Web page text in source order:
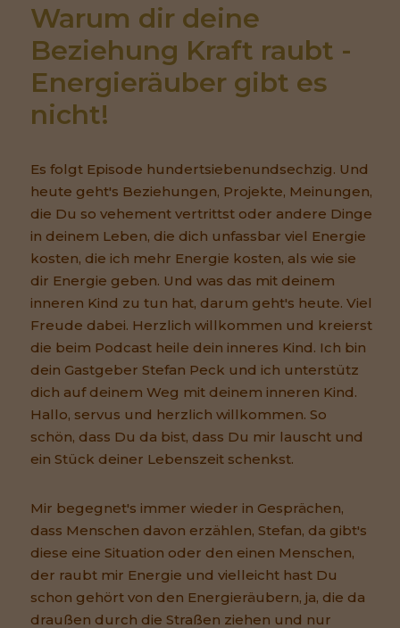
Warum dir deine
Beziehung Kraft raubt -
Energieräuber gibt es
nicht!
Es folgt Episode hundertsiebenundsechzig. Und
heute geht's Beziehungen, Projekte, Meinungen,
die Du so vehement vertrittst oder andere Dinge
in deinem Leben, die dich unfassbar viel Energie
kosten, die ich mehr Energie kosten, als wie sie
dir Energie geben. Und was das mit deinem
inneren Kind zu tun hat, darum geht's heute. Viel
Freude dabei. Herzlich willkommen und kreierst
die beim Podcast heile dein inneres Kind. Ich bin
dein Gastgeber Stefan Peck und ich unterstütz
dich auf deinem Weg mit deinem inneren Kind.
Hallo, servus und herzlich willkommen. So
schön, dass Du da bist, dass Du mir lauscht und
ein Stück deiner Lebenszeit schenkst.
Mir begegnet's immer wieder in Gesprächen,
dass Menschen davon erzählen, Stefan, da gibt's
diese eine Situation oder den einen Menschen,
der raubt mir Energie und vielleicht hast Du
schon gehört von den Energieräubern, ja, die da
draußen durch die Straßen ziehen und nur